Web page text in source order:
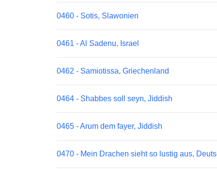
0460 - Sotis, Slawonien
0461 - Al Sadenu, Israel
0462 - Samiotissa, Griechenland
0464 - Shabbes soll seyn, Jiddish
0465 - Arum dem fayer, Jiddish
0470 - Mein Drachen sieht so lustig aus,